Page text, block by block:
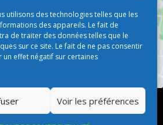
utilisons des technologies telles que les
des appareils. Le fait de
de traiter des données telles que le
sur ce site. Le fait de ne pas consentir
effet négatif sur certaines
Voir les préférences